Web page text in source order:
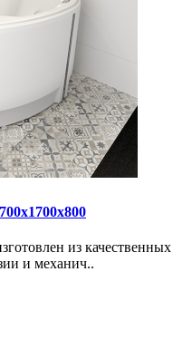
из качественных
и механич..